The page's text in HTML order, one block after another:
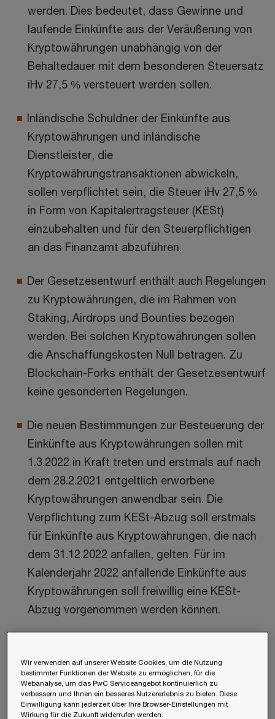
werden. Dies bedeutet, dass Gewinne und
laufende Einkünfte aus der Veräußerung von
Kryptowährungen unabhängig von der
Behaltedauer mit dem besonderen Steuersatz
iHv 27,5 % versteuert werden sollen.
Inländische Schuldner der Einkünfte aus
Kryptowährungen und inländische
Dienstleister, die
Kryptowährungstransaktionen abwickeln,
sollen verpflichtet sein, die Steuer iHv 27,5 %
in Form von Kapitalertragsteuer (KESt)
einzubehalten und für den Steuerpflichtigen
an das Finanzamt abzuführen.
Der Gesetzesentwurf enthält auch Regelungen
zu Kryptowährungen, die im Rahmen von
Staking, Airdrops und Bounties bezogen
werden. Bei solchen Kryptowährungen sollen
die Anschaffungskosten Null betragen. Zu
Blockchain-Forks enthält der Gesetzesentwurf
keine gesonderten Regelungen.
Die neuen Bestimmungen zur Besteuerung der
Einkünfte aus Kryptowährungen sollen mit
1.3.2022 in Kraft treten und erstmals auf nach
dem 28.2.2021 entgeltlich erworbene
Kryptowährungen anwendbar sein. Die
Verpflichtung zum KESt-Abzug soll erstmals
für Einkünfte aus Kryptowährungen, die nach
dem 31.12.2022 anfallen, gelten. Für im
Kalenderjahr 2022 anfallende Einkünfte aus
Kryptowährungen soll freiwillig eine KESt-
Abzug vorgenommen werden können.
2. Derzeit gültige Rechtslage
(a) Kauf und Verkauf mittels Fiat-Währung
Wir verwenden auf unserer Website Cookies, um die Nutzung
bestimmter Funktionen der Website zu ermöglichen, für die
Webanalyse, um das PwC Serviceangebot kontinuierlich zu
verbessern und Ihnen ein besseres Nutzererlebnis zu bieten. Diese
Einwilligung kann jederzeit über Ihre Browser-Einstellungen mit
Wirkung für die Zukunft widerrufen werden.